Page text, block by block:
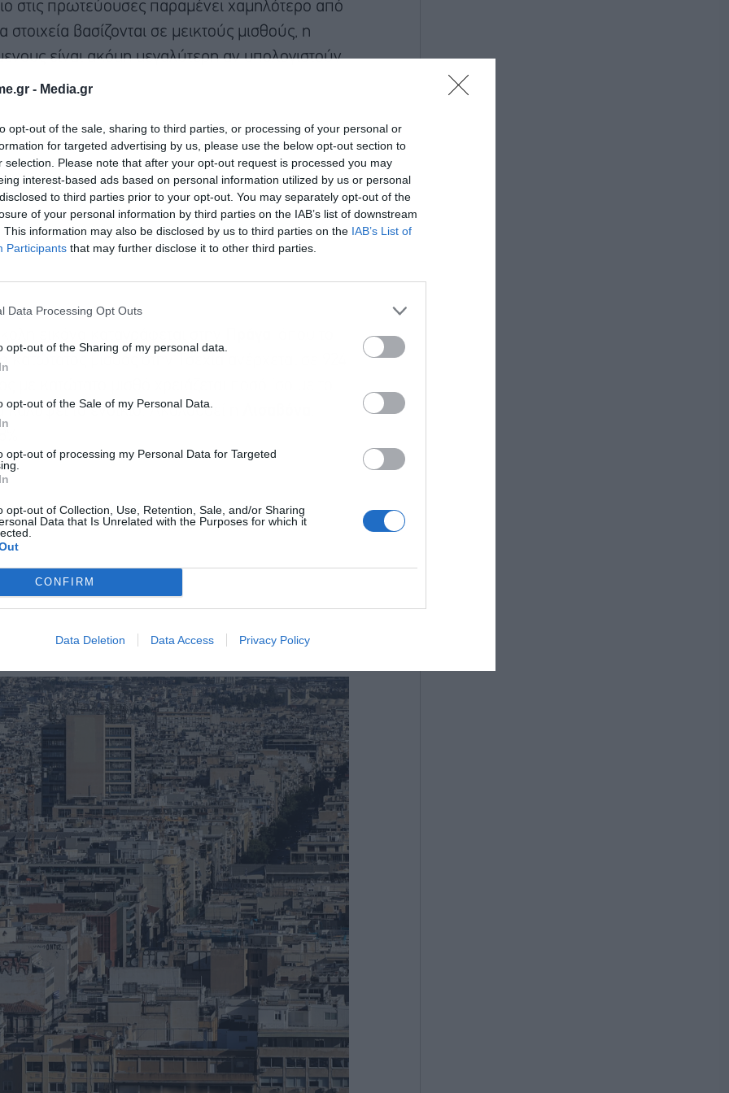
- Media.gr
opt-out of the sale, sharing to third parties, or processing of your personal or
for targeted advertising by us, please use the below opt-out section to
selection. Please note that after your opt-out request is processed you may
interest-based ads based on personal information utilized by us or personal
to third parties prior to your opt-out. You may separately opt-out of the
of your personal information by third parties on the IAB’s list of downstream
This information may also be disclosed by us to third parties on the IAB’s List of
Participants that may further disclose it to other third parties.
Data Processing Opt Outs
opt-out of the Sharing of my personal data.
opt-out of the Sale of my Personal Data.
opt-out of processing my Personal Data for Targeted
opt-out of Collection, Use, Retention, Sale, and/or Sharing
Data that Is Unrelated with the Purposes for which it
CONFIRM
Data Deletion Data Access Privacy Policy
στις πρωτεύουσες παραμένει χαμηλότερο από
στοιχεία βασίζονται σε μεικτούς μισθούς, η
είναι ακόμη μεγαλύτερη αν υπολογιστούν
μισθός στην Τσεχία ανέρχεται σε 924
το ενοίκιο. Ακολουθεί η